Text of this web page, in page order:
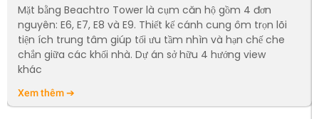
Mặt bằng Beachtro Tower là cụm căn hộ gồm 4 đơn
nguyên: E6, E7, E8 và E9. Thiết kế cánh cung ôm trọn lõi
tiện ích trung tâm giúp tối ưu tầm nhìn và hạn chế che
chắn giữa các khối nhà. Dự án sở hữu 4 hướng view
khác
Xem thêm ➔